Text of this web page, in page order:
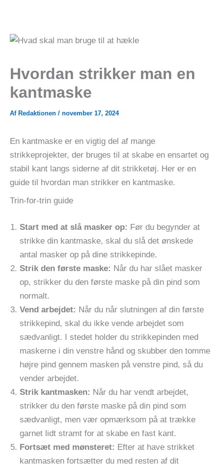
indholdet
Hvordan strikker man en
kantmaske
Af Redaktionen / november 17, 2024
En kantmaske er en vigtig del af mange
strikkeprojekter, der bruges til at skabe en ensartet og
stabil kant langs siderne af dit strikketøj. Her er en
guide til hvordan man strikker en kantmaske.
Trin-for-trin guide
Start med at slå masker op: Før du begynder at
strikke din kantmaske, skal du slå det ønskede
antal masker op på dine strikkepinde.
Strik den første maske: Når du har slået masker
op, strikker du den første maske på din pind som
normalt.
Vend arbejdet: Når du når slutningen af din første
strikkepind, skal du ikke vende arbejdet som
sædvanligt. I stedet holder du strikkepinden med
maskerne i din venstre hånd og skubber den tomme
højre pind gennem masken på venstre pind, så du
vender arbejdet.
Strik kantmasken: Når du har vendt arbejdet,
strikker du den første maske på din pind som
sædvanligt, men vær opmærksom på at trække
garnet lidt stramt for at skabe en fast kant.
Fortsæt med mønsteret: Efter at have strikket
kantmasken fortsætter du med resten af dit